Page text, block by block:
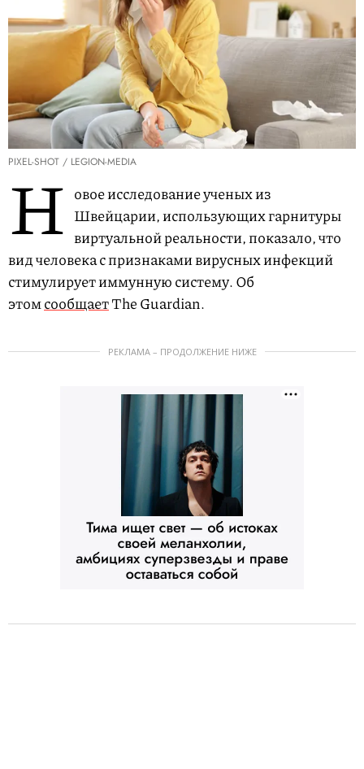
PIXEL-SHOT / LEGION-MEDIA
Н овое исследование ученых из
Швейцарии, использующих гарнитуры
виртуальной реальности, показало, что
вид человека с признаками вирусных инфекций
стимулирует иммунную систему. Об
этомсообщаетThe Guardian.
РЕКЛАМА – ПРОДОЛЖЕНИЕ НИЖЕ